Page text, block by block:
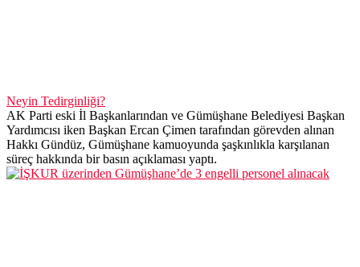
Neyin Tedirginliği?
AK Parti eski İl Başkanlarından ve Gümüşhane Belediyesi Başkan
Yardımcısı iken Başkan Ercan Çimen tarafından görevden alınan
Hakkı Gündüz, Gümüşhane kamuoyunda şaşkınlıkla karşılanan
süreç hakkında bir basın açıklaması yaptı.